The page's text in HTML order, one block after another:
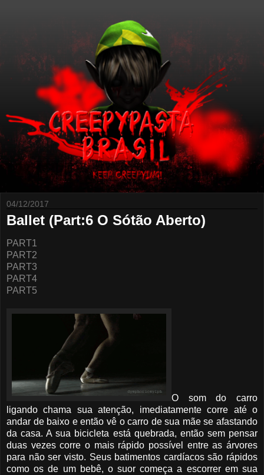
04/12/2017
Ballet (Part:6 O Sótão Aberto)
PART1
PART2
PART3
PART4
PART5
O som do carro
ligando chama sua atenção, imediatamente corre até o
andar de baixo e então vê o carro de sua mãe se afastando
da casa. A sua bicicleta está quebrada, então sem pensar
duas vezes corre o mais rápido possível entre as árvores
para não ser visto. Seus batimentos cardíacos são rápidos
como os de um bebê, o suor começa a escorrer em sua